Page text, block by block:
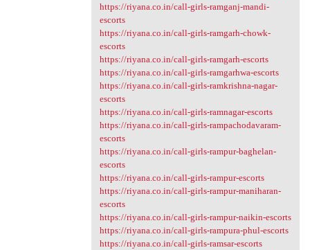
https://riyana.co.in/call-girls-ramganj-mandi-
escorts
https://riyana.co.in/call-girls-ramgarh-chowk-
escorts
https://riyana.co.in/call-girls-ramgarh-escorts
https://riyana.co.in/call-girls-ramgarhwa-escorts
https://riyana.co.in/call-girls-ramkrishna-nagar-
escorts
https://riyana.co.in/call-girls-ramnagar-escorts
https://riyana.co.in/call-girls-rampachodavaram-
escorts
https://riyana.co.in/call-girls-rampur-baghelan-
escorts
https://riyana.co.in/call-girls-rampur-escorts
https://riyana.co.in/call-girls-rampur-maniharan-
escorts
https://riyana.co.in/call-girls-rampur-naikin-escorts
https://riyana.co.in/call-girls-rampura-phul-escorts
https://riyana.co.in/call-girls-ramsar-escorts